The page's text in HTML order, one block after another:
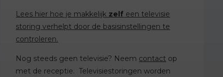
Lees hier hoe je makkelijk zelf een televisie
storing verhelpt door de basisinstellingen te
controleren.
Nog steeds geen televisie? Neem contact op
met de receptie. Televisiestoringen worden